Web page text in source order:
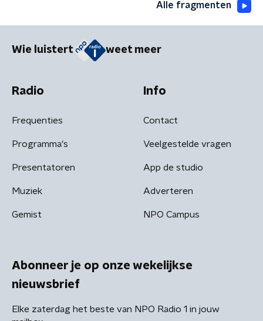
Alle fragmenten
Wie luistert weet meer
Radio
Frequenties
Programma's
Presentatoren
Muziek
Gemist
Info
Contact
Veelgestelde vragen
App de studio
Adverteren
NPO Campus
Abonneer je op onze wekelijkse
nieuwsbrief
Elke zaterdag het beste van NPO Radio 1 in jouw